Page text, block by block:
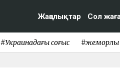
Жаңалықтар Сол
#Украинадағы соғыс #жемқорлық